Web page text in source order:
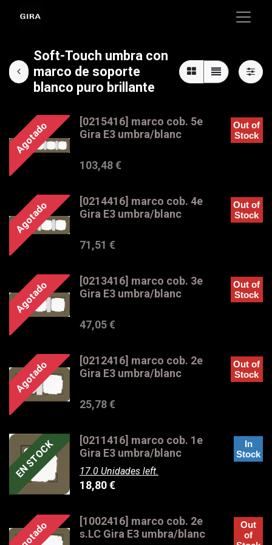
Soft-Touch umbra con
marco de soporte
blanco puro brillante
Agotado
[0215416] marco cob. 5e
Gira E3 umbra/blanc
103,48€
Out of
Stock
Agotado
[0214416] marco cob. 4e
Gira E3 umbra/blanc
71,51 €
Out of
Stock
Agotado
[0213416] marco cob. 3e
Gira E3 umbra/blanc
47,05€
Out of
Stock
Agotado
[0212416] marco cob. 2e
Gira E3 umbra/blanc
25,78€
Out of
Stock
EN STOCK
[0211416] marco cob. 1e
Gira E3 umbra/blanc
17.0 Unidades left.
18,80€
In
Stock
Agotado
[1002416] marco cob. 2e
s.LC Gira E3 umbra/blanc
Out
of